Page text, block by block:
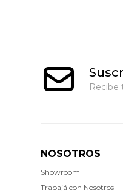
Recibe
NOSOTROS
Showroom
Trabajá con Nosotros